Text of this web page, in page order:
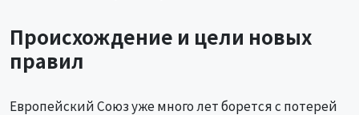
Происхождение и цели новых
правил
Европейский Союз уже много лет борется с потерей